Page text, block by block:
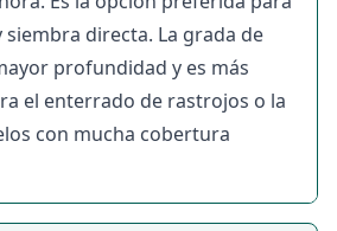
adaptadas a distintos tipos de
de laboreo:
más demandado para la
del suelo en siembra directa
gran rendimiento por hora y
del lecho de siembra. Disponibles
directa. La grada de
profundidad y es más
el enterrado de rastrojos o la
con mucha cobertura